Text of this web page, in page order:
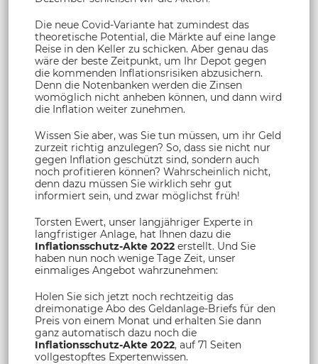
Die neue Covid-Variante hat zumindest das
theoretische Potential, die Märkte auf eine lange
Reise in den Keller zu schicken. Aber genau das
wäre der beste Zeitpunkt, um Ihr Depot gegen
die kommenden Inflationsrisiken abzusichern.
Denn die Notenbanken werden die Zinsen
womöglich nicht anheben können, und dann wird
die Inflation weiter zunehmen.
Wissen Sie aber, was Sie tun müssen, um ihr Geld
zurzeit richtig anzulegen? So, dass sie nicht nur
gegen Inflation geschützt sind, sondern auch
noch profitieren können? Wahrscheinlich nicht,
denn dazu müssen Sie wirklich sehr gut
informiert sein, und zwar möglichst früh!
Torsten Ewert, unser langjähriger Experte in
langfristiger Anlage, hat Ihnen dazu die
Inflationsschutz-Akte 2022 erstellt. Und Sie
haben nun noch wenige Tage Zeit, unser
einmaliges Angebot wahrzunehmen:
Holen Sie sich jetzt noch rechtzeitig das
dreimonatige Abo des Geldanlage-Briefs für den
Preis von einem Monat und erhalten Sie dann
ganz automatisch dazu noch die
Inflationsschutz-Akte 2022, auf 71 Seiten
vollgestopftes Expertenwissen.